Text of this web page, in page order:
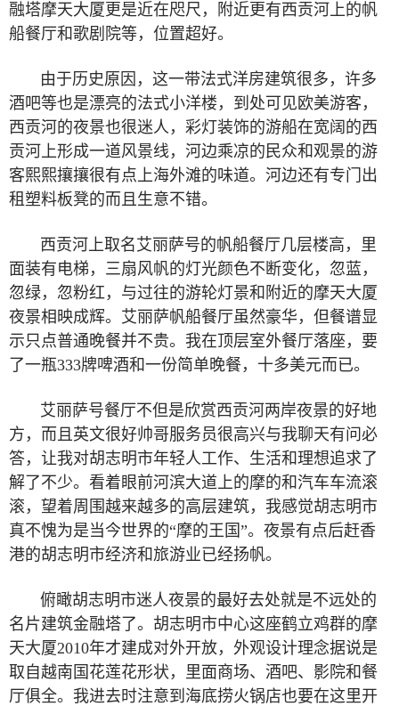
融塔摩天大厦更是近在咫尺，附近更有西贡河上的帆
船餐厅和歌剧院等，位置超好。
由于历史原因，这一带法式洋房建筑很多，许多
酒吧等也是漂亮的法式小洋楼，到处可见欧美游客，
西贡河的夜景也很迷人，彩灯装饰的游船在宽阔的西
贡河上形成一道风景线，河边乘凉的民众和观景的游
客熙熙攘攘很有点上海外滩的味道。河边还有专门出
租塑料板凳的而且生意不错。
西贡河上取名艾丽萨号的帆船餐厅几层楼高，里
面装有电梯，三扇风帆的灯光颜色不断变化，忽蓝，
忽绿，忽粉红，与过往的游轮灯景和附近的摩天大厦
夜景相映成辉。艾丽萨帆船餐厅虽然豪华，但餐谱显
示只点普通晚餐并不贵。我在顶层室外餐厅落座，要
了一瓶333牌啤酒和一份简单晚餐，十多美元而已。
艾丽萨号餐厅不但是欣赏西贡河两岸夜景的好地
方，而且英文很好帅哥服务员很高兴与我聊天有问必
答，让我对胡志明市年轻人工作、生活和理想追求了
解了不少。看着眼前河滨大道上的摩的和汽车车流滚
滚，望着周围越来越多的高层建筑，我感觉胡志明市
真不愧为是当今世界的“摩的王国”。夜景有点后赶香
港的胡志明市经济和旅游业已经扬帆。
俯瞰胡志明市迷人夜景的最好去处就是不远处的
名片建筑金融塔了。胡志明市中心这座鹤立鸡群的摩
天大厦2010年才建成对外开放，外观设计理念据说是
取自越南国花莲花形状，里面商场、酒吧、影院和餐
厅俱全。我进去时注意到海底捞火锅店也要在这里开